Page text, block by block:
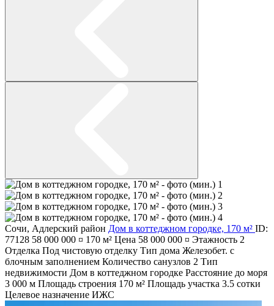
Сочи, Адлерский район Дом в коттеджном городке, 170 м² ID:
77128 58 000 000 ¤ 170 м² Цена 58 000 000 ¤ Этажность 2
Отделка Под чистовую отделку Тип дома Железобет. с
блочным заполнением Количество санузлов 2 Тип
недвижимости Дом в коттеджном городке Расстояние до моря
3 000 м Площадь строения 170 м² Площадь участка 3.5 сотки
Целевое назначение ИЖС